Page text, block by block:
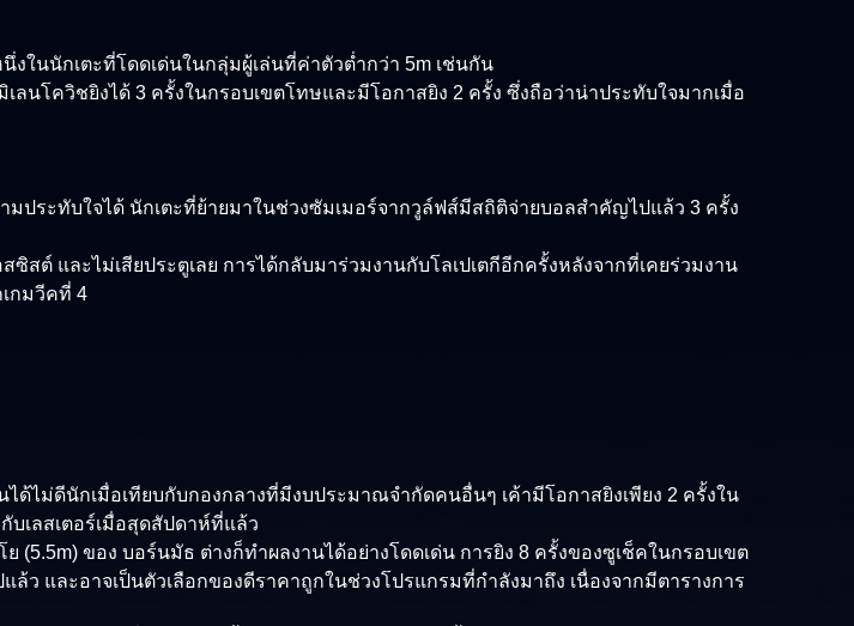
งในนักเตะที่โดดเด่นในกลุ่มผู้เล่นที่ค่าตัวต่ำกว่า 5m เช่นกัน
โควิชยิงได้ 3 ครั้งในกรอบเขตโทษและมีโอกาสยิง 2 ครั้ง ซึ่งถือว่าน่าประทับใจมากเมื่อ
ประทับใจได้ นักเตะที่ย้ายมาในช่วงซัมเมอร์จากวูล์ฟส์มีสถิติจ่ายบอลสำคัญไปแล้ว 3 ครั้ง
ต์ และไม่เสียประตูเลย การได้กลับมาร่วมงานกับโลเปเตกีอีกครั้งหลังจากที่เคยร่วมงาน
กมวีคที่ 4
ไม่ดีนักเมื่อเทียบกับกองกลางที่มีงบประมาณจำกัดคนอื่นๆ เค้ามีโอกาสยิงเพียง 2 ครั้งใน
บเลสเตอร์เมื่อสุดสัปดาห์ที่แล้ว
(5.5m) ของ บอร์นมัธ ต่างก็ทำผลงานได้อย่างโดดเด่น การยิง 8 ครั้งของซูเช็คในกรอบเขต
และอาจเป็นตัวเลือกของดีราคาถูกในช่วงโปรแกรมที่กำลังมาถึง เนื่องจากมีตารางการ